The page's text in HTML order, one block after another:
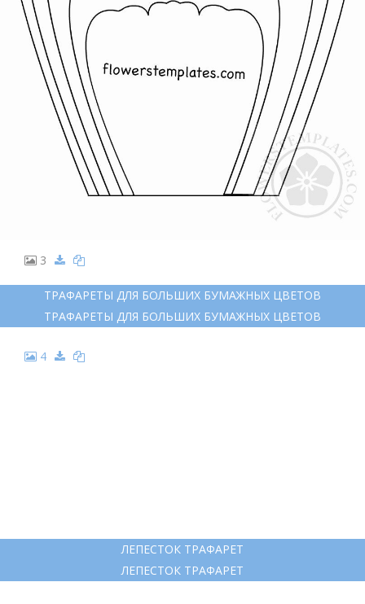
3
ТРАФАРЕТЫ ДЛЯ БОЛЬШИХ БУМАЖНЫХ ЦВЕТОВ
ТРАФАРЕТЫ ДЛЯ БОЛЬШИХ БУМАЖНЫХ ЦВЕТОВ
4
ЛЕПЕСТОК ТРАФАРЕТ
ЛЕПЕСТОК ТРАФАРЕТ